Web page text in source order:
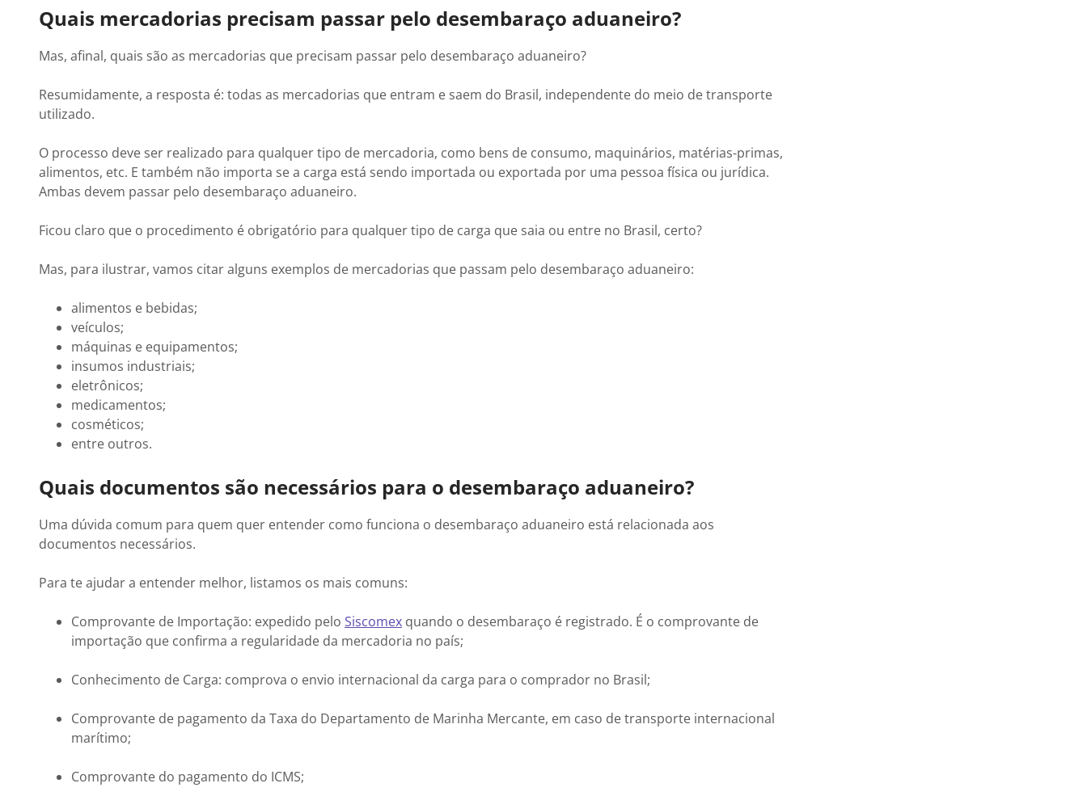
Quais mercadorias precisam passar pelo desembaraço aduaneiro?
Mas, afinal, quais são as mercadorias que precisam passar pelo desembaraço aduaneiro?
Resumidamente, a resposta é: todas as mercadorias que entram e saem do Brasil, independente do meio de transporte
utilizado.
O processo deve ser realizado para qualquer tipo de mercadoria, como bens de consumo, maquinários, matérias-primas,
alimentos, etc. E também não importa se a carga está sendo importada ou exportada por uma pessoa física ou jurídica.
Ambas devem passar pelo desembaraço aduaneiro.
Ficou claro que o procedimento é obrigatório para qualquer tipo de carga que saia ou entre no Brasil, certo?
Mas, para ilustrar, vamos citar alguns exemplos de mercadorias que passam pelo desembaraço aduaneiro:
alimentos e bebidas;
veículos;
máquinas e equipamentos;
insumos industriais;
eletrônicos;
medicamentos;
cosméticos;
entre outros.
Quais documentos são necessários para o desembaraço aduaneiro?
Uma dúvida comum para quem quer entender como funciona o desembaraço aduaneiro está relacionada aos
documentos necessários.
Para te ajudar a entender melhor, listamos os mais comuns:
Comprovante de Importação: expedido pelo Siscomex quando o desembaraço é registrado. É o comprovante de
importação que confirma a regularidade da mercadoria no país;
Conhecimento de Carga: comprova o envio internacional da carga para o comprador no Brasil;
Comprovante de pagamento da Taxa do Departamento de Marinha Mercante, em caso de transporte internacional
marítimo;
Comprovante do pagamento do ICMS;